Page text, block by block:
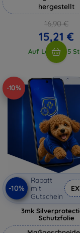
hergestellt
16,90 €
15,21 €
Auf Lager > 5
-10%
-10%
Rabatt
mit
Gutschein
3mk
Schutzfolie